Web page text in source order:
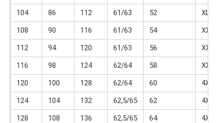
104
86 112 61/63 52
XL
108
90 116 61/63 54
XXL
112
94 120 61/63 56
XXL
116
98 124 62/64 58
XXXL
120
100 128 62/64 60
4XL
124
104 132 62,5/65 62
4XL
128
108 136 62,5/65 64
4XL